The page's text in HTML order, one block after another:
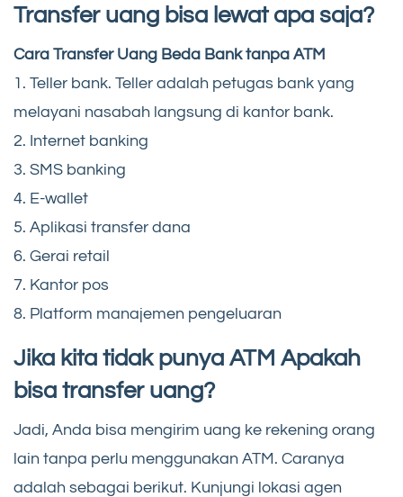
Transfer uang bisa lewat apa saja?
Cara Transfer Uang Beda Bank tanpa ATM
1. Teller bank. Teller adalah petugas bank yang
melayani nasabah langsung di kantor bank.
2. Internet banking
3. SMS banking
4. E-wallet
5. Aplikasi transfer dana
6. Gerai retail
7. Kantor pos
8. Platform manajemen pengeluaran
Jika kita tidak punya ATM Apakah
bisa transfer uang?
Jadi, Anda bisa mengirim uang ke rekening orang
lain tanpa perlu menggunakan ATM. Caranya
adalah sebagai berikut. Kunjungi lokasi agen